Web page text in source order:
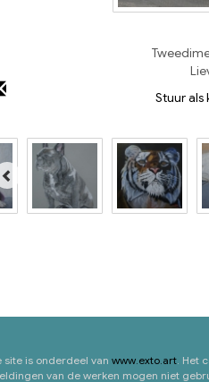
Stuur
site is onderdeel van www.exto.art .
van de werken mogen niet